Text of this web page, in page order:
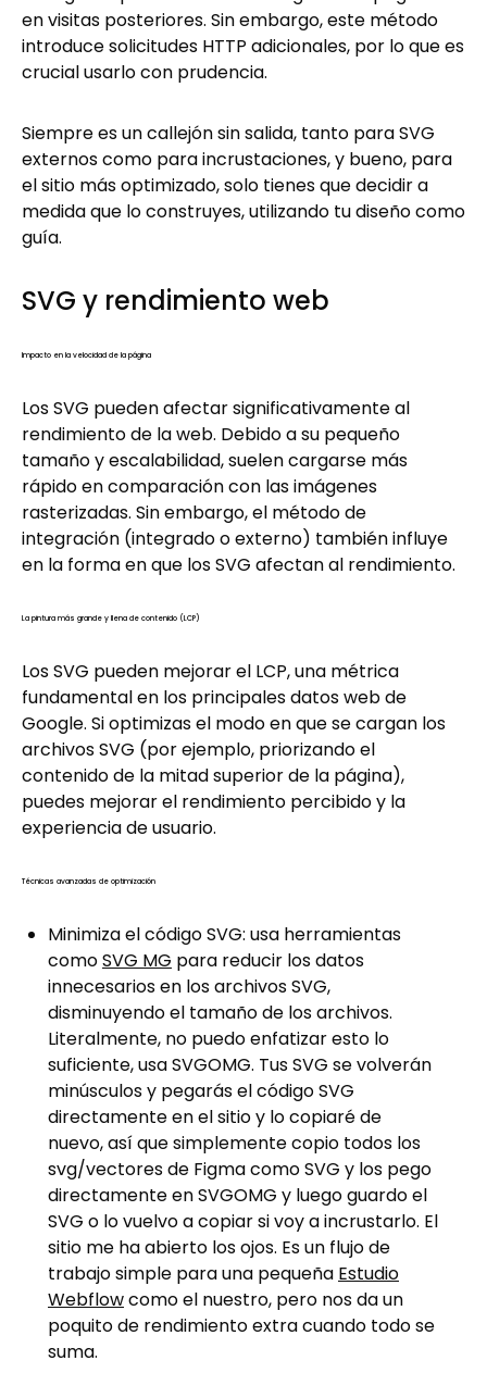
en visitas posteriores. Sin embargo, este método
introduce solicitudes HTTP adicionales, por lo que es
crucial usarlo con prudencia.
Siempre es un callejón sin salida, tanto para SVG
externos como para incrustaciones, y bueno, para
el sitio más optimizado, solo tienes que decidir a
medida que lo construyes, utilizando tu diseño como
guía.
SVG y rendimiento web
Impacto en la velocidad de la página
Los SVG pueden afectar significativamente al
rendimiento de la web. Debido a su pequeño
tamaño y escalabilidad, suelen cargarse más
rápido en comparación con las imágenes
rasterizadas. Sin embargo, el método de
integración (integrado o externo) también influye
en la forma en que los SVG afectan al rendimiento.
La pintura más grande y llena de contenido (LCP)
Los SVG pueden mejorar el LCP, una métrica
fundamental en los principales datos web de
Google. Si optimizas el modo en que se cargan los
archivos SVG (por ejemplo, priorizando el
contenido de la mitad superior de la página),
puedes mejorar el rendimiento percibido y la
experiencia de usuario.
Técnicas avanzadas de optimización
Minimiza el código SVG: usa herramientas
comoSVG MG para reducir los datos
innecesarios en los archivos SVG,
disminuyendo el tamaño de los archivos.
Literalmente, no puedo enfatizar esto lo
suficiente, usa SVGOMG. Tus SVG se volverán
minúsculos y pegarás el código SVG
directamente en el sitio y lo copiaré de
nuevo, así que simplemente copio todos los
svg/vectores de Figma como SVG y los pego
directamente en SVGOMG y luego guardo el
SVG o lo vuelvo a copiar si voy a incrustarlo. El
sitio me ha abierto los ojos. Es un flujo de
trabajo simple para una pequeña Estudio
Webflowcomo el nuestro, pero nos da un
poquito de rendimiento extra cuando todo se
suma.